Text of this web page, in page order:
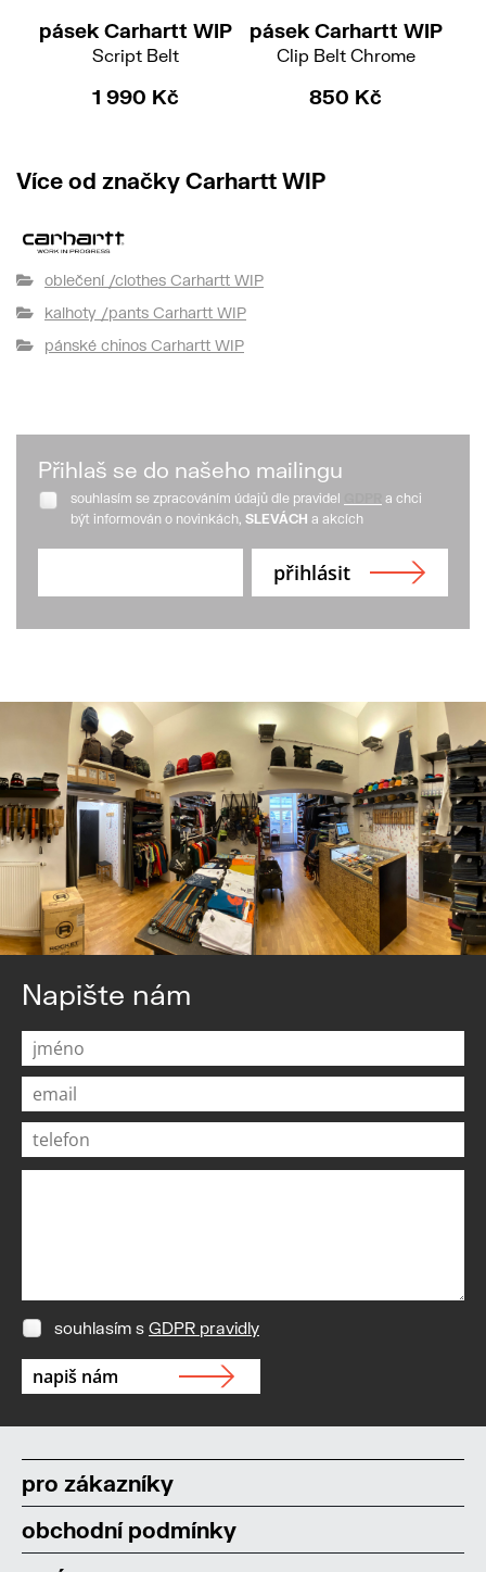
pásek Carhartt WIP
Script Belt
1 990 Kč
pásek Carhartt WIP
Clip Belt Chrome
850 Kč
Více od značky Carhartt WIP
oblečení /clothes Carhartt WIP
kalhoty /pants Carhartt WIP
pánské chinos Carhartt WIP
Přihlaš se do našeho mailingu
souhlasím se zpracováním údajů dle pravidel
a chci
být informován o novinkách, SLEVÁCH a akcích
Napište nám
souhlasím s GDPR pravidly
pro zákazníky
obchodní podmínky